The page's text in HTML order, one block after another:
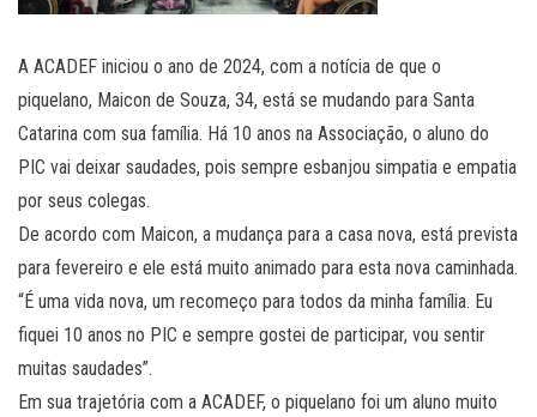
A ACADEF iniciou o ano de 2024, com a notícia de que o
piquelano, Maicon de Souza, 34, está se mudando para Santa
Catarina com sua família. Há 10 anos na Associação, o aluno do
PIC vai deixar saudades, pois sempre esbanjou simpatia e empatia
por seus colegas.
De acordo com Maicon, a mudança para a casa nova, está prevista
para fevereiro e ele está muito animado para esta nova caminhada.
“É uma vida nova, um recomeço para todos da minha família. Eu
fiquei 10 anos no PIC e sempre gostei de participar, vou sentir
muitas saudades”.
Em sua trajetória com a ACADEF, o piquelano foi um aluno muito